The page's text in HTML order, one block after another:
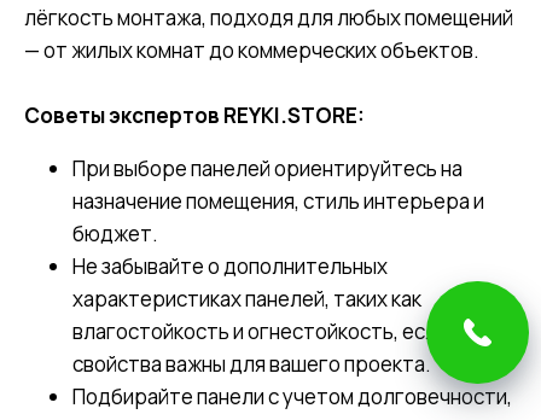
лёгкость монтажа, подходя для любых помещений
— от жилых комнат до коммерческих объектов.
Советы экспертов REYKI.STORE:
При выборе панелей ориентируйтесь на
назначение помещения, стиль интерьера и
бюджет.
Не забывайте о дополнительных
характеристиках панелей, таких как
влагостойкость и огнестойкость, если эти
свойства важны для вашего проекта.
Подбирайте панели с учетом долговечности,